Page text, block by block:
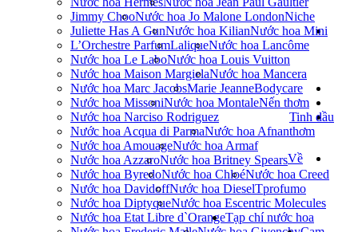
Jimmy ChooNước hoa Jo Malone London
Juliette Has A GunNước hoa Kilian
L’Orchestre ParfumLaliqueNước hoa Lancôme
Nước hoa Le LaboNước hoa Louis Vuitton
Nước hoa Maison MargielaNước hoa Mancera
Nước hoa Marc JacobsMarie Jeanne
Nước hoa MissoniNước hoa Montale
Nước hoa Narciso Rodriguez
Nước hoa Acqua di ParmaNước hoa Afnan
Nước hoa AmouageNước hoa Armaf
Nước hoa AzzaroNước hoa Britney Spears
Nước hoa ByredoNước hoa ChloéNước hoa Creed
Nước hoa DavidoffNước hoa Diesel
Nước hoa DiptyqueNước hoa Escentric Molecules
Nước hoa Etat Libre d`Orange
Niche
Nước hoa Mini
Bodycare
Nến thơm
Tinh dầu
thơm
Về
Tprofumo
Tạp chí nước hoa